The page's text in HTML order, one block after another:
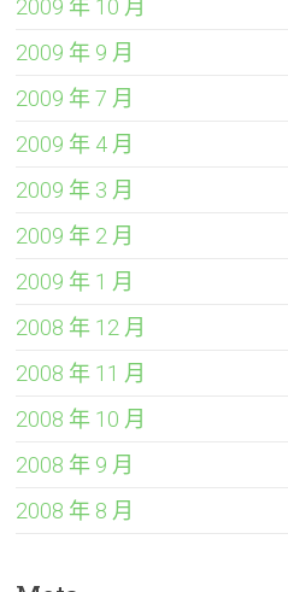
2009 年 10 月
2009 年 9 月
2009 年 7 月
2009 年 4 月
2009 年 3 月
2009 年 2 月
2009 年 1 月
2008 年 12 月
2008 年 11 月
2008 年 10 月
2008 年 9 月
2008 年 8 月